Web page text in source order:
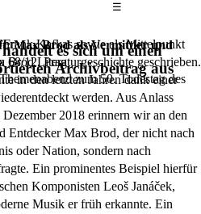
Das
☰
es sich um einen
Archivbeitrag aus
Max Brod als Vermittler und
zum 50. Todestag des
Kafkas sowie als Mittelpunkt
Brod Literaturgeschichte geschrieben.
in den letzten Jahren dank einer
werden. Aus Anlass
Dezember 2018 erinnern wir an den
Entdecker Max Brod, der nicht nach
oder Nation, sondern nach
Ein prominentes Beispiel hierfür
Komponisten Leoš Janáček,
Musik er früh erkannte. Ein
68/12, Prag